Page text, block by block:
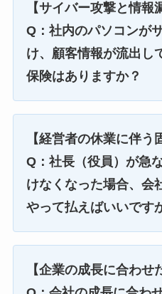
【サイバー攻撃と情報
Q：社内のパソコンが
け、顧客情報が流出し
保険はありますか？
【経営者の休業に伴う
Q：社長（役員）が急
けなくなった場合、会
やって払えばいいです
【企業の成長に合わせ